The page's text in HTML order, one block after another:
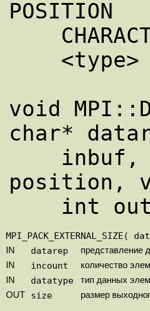
POSITION
void
char*
position,
IN datarep
представление
IN
incount
количество
IN
datatype
тип данных
OUT
size размер